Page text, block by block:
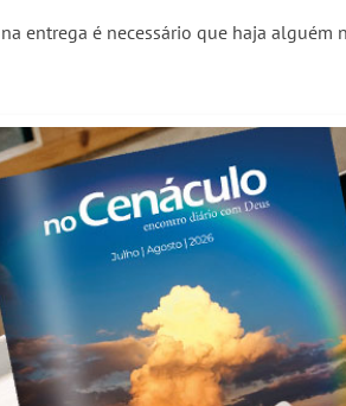
entrega é necessário que haja alguém